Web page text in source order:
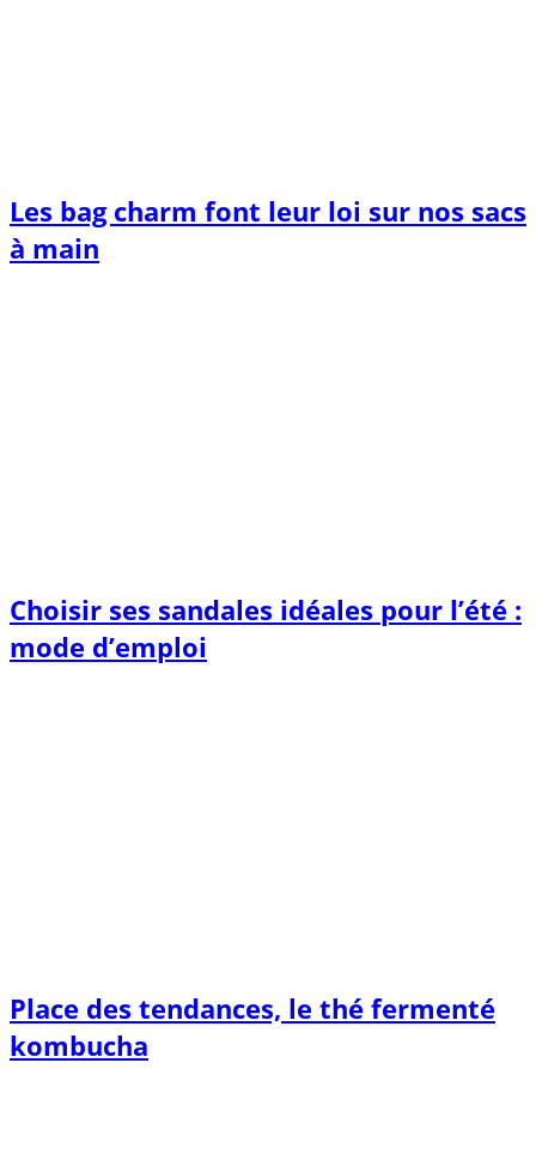
Les bag charm font leur loi sur nos sacs
à main
Choisir ses sandales idéales pour l’été :
mode d’emploi
Place des tendances, le thé fermenté
kombucha